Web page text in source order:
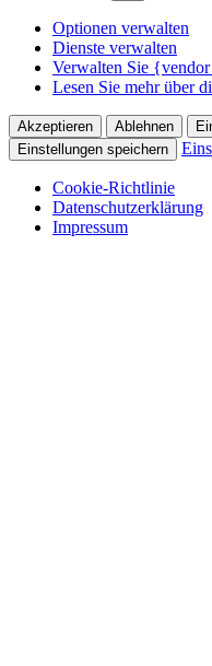
Optionen verwalten
Dienste verwalten
Verwalten Sie
Lesen Sie mehr über
Akzeptieren Ablehnen
Einstellungen speichern
Cookie-Richtlinie
Datenschutzerklärung
Impressum